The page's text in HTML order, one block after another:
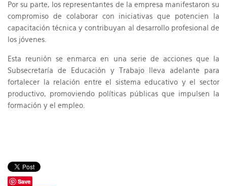
Por su parte, los representantes de la empresa manifestaron su
compromiso de colaborar con iniciativas que potencien la
capacitación técnica y contribuyan al desarrollo profesional de
los jóvenes.
Esta reunión se enmarca en una serie de acciones que la
Subsecretaría de Educación y Trabajo lleva adelante para
fortalecer la relación entre el sistema educativo y el sector
productivo, promoviendo políticas públicas que impulsen la
formación y el empleo.
Save